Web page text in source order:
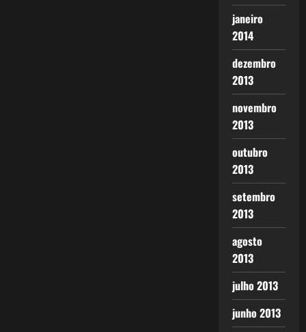
janeiro
2014
dezembro
2013
novembro
2013
outubro
2013
setembro
2013
agosto
2013
julho 2013
junho 2013